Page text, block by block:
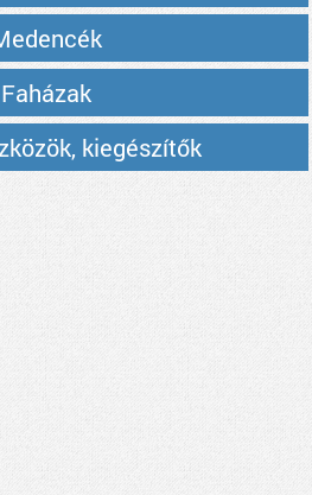
Faházak
kiegészítők